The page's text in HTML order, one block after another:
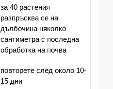
за 40 растения
разпръсква се на
дълбочина няколко
сантиметра с последна
обработка на почва
повторете след около 10-
15 дни